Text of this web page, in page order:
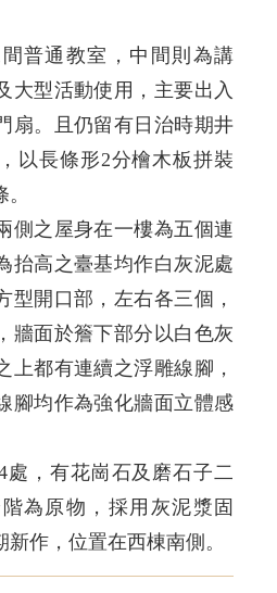
普通教室，中間則為講
大型活動使用，主要出入
扇。且仍留有日治時期井
以長條形2分檜木板拼裝
側之屋身在一樓為五個連
抬高之臺基均作白灰泥處
型開口部，左右各三個，
牆面於簷下部分以白色灰
上都有連續之浮雕線腳，
腳均作為強化牆面立體感
處，有花崗石及磨石子二
為原物，採用灰泥漿固
作，位置在西棟南側。